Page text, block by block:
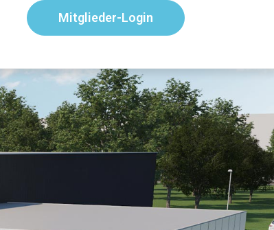
Mitglieder-Login